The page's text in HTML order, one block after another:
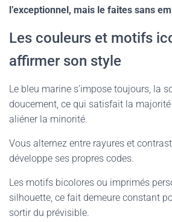
l’exceptionnel, mais le faites sans
Les couleurs et motifs
affirmer son style
Le bleu marine s’impose toujours, la
doucement, ce qui satisfait la
aliéner la minorité.
Vous alternez entre rayures et
développe ses propres codes.
Les motifs bicolores ou imprimés
silhouette, ce fait demeure constant
sortir du prévisible.